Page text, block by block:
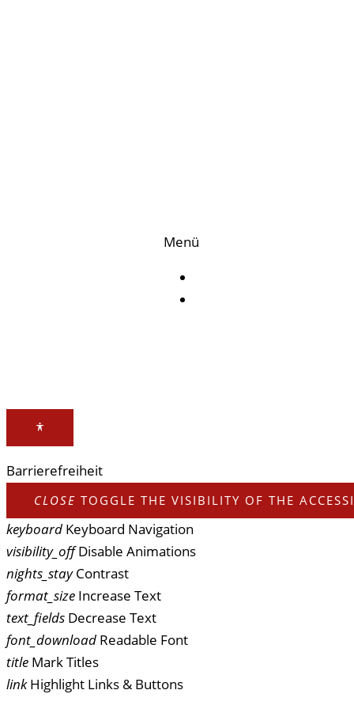
Menü
Barrierefreiheit
CLOSE TOGGLE THE VISIBILITY OF THE
keyboard Keyboard Navigation
visibility_off Disable Animations
nights_stay Contrast
format_size Increase Text
text_fields Decrease Text
font_download Readable Font
title Mark Titles
link Highlight Links & Buttons